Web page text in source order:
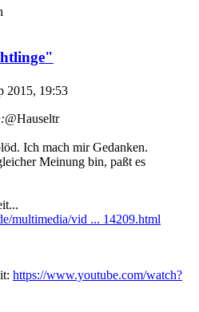
2015, 19:53
@Hauseltr
Ich mach mir Gedanken.
Meinung bin, paßt es
multimedia/vid ... 14209.html
https://www.youtube.com/watch?